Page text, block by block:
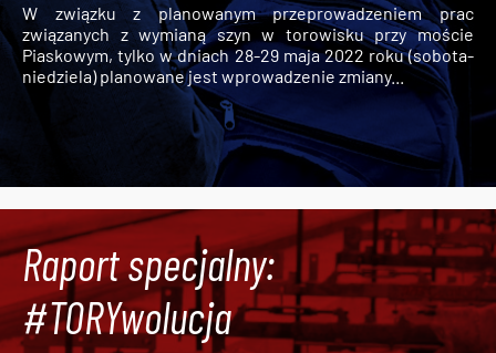
W związku z planowanym przeprowadzeniem prac
związanych z wymianą szyn w torowisku przy moście
Piaskowym, tylko w dniach 28-29 maja 2022 roku (sobota-
niedziela) planowane jest wprowadzenie zmiany...
Raport specjalny:
#TORYwolucja